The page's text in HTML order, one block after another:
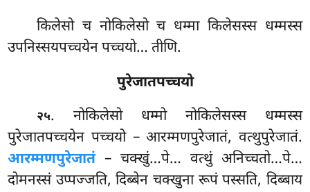
किलेसो च नोकिलेसो च धम्मा किलेसस्स धम्मस्स
उपनिस्सयपच्चयेन पच्चयो… तीणि.
पुरेजातपच्चयो
२५. नोकिलेसो धम्मो नोकिलेसस्स धम्मस्स
पुरेजातपच्चयेन पच्चयो – आरम्मणपुरेजातं, वत्थुपुरेजातं.
आरम्मणपुरेजातं– चक्खुं…पे… वत्थुं अनिच्चतो…पे…
दोमनस्सं उप्पज्जति, दिब्बेन चक्खुना रूपं पस्सति, दिब्बाय